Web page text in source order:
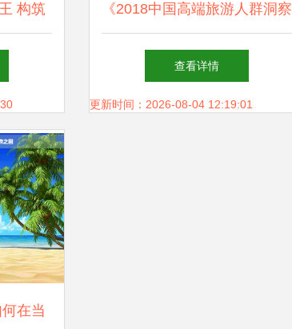
构筑
法则
《2018中国高端旅游人群洞察
报告》发布 定制化需求崛
起，高端旅游市场进入新阶段
查看详情
更新时间：2026-08-04 12:19:01
在当